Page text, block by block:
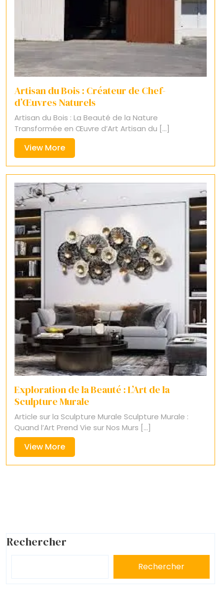
Artisan du Bois : Créateur de Chef-
d’Œuvres Naturels
Artisan du Bois : La Beauté de la Nature
Transformée en Œuvre d’Art Artisan du [...]
View MoreView
More
Exploration de la Beauté : L’Art de la
Sculpture Murale
Article sur la Sculpture Murale Sculpture Murale :
Quand l’Art Prend Vie sur Nos Murs [...]
View MoreView
More
Rechercher
Rechercher